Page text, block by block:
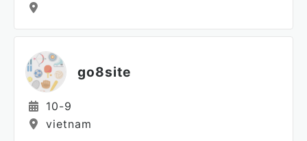
go8site
10-9
vietnam